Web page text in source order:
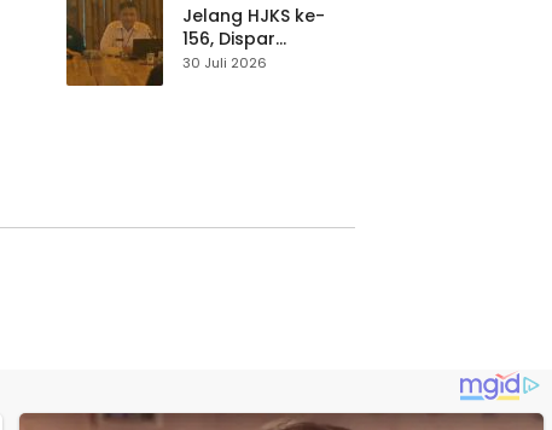
Waspada
Jelang HJKS ke-
156, Dispar
Kabupaten
30 Juli 2026